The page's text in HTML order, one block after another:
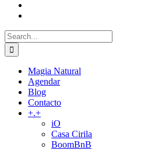
Search
for:
Magia Natural
Agendar
Blog
Contacto
+.+
iO
Casa Cirila
BoomBnB